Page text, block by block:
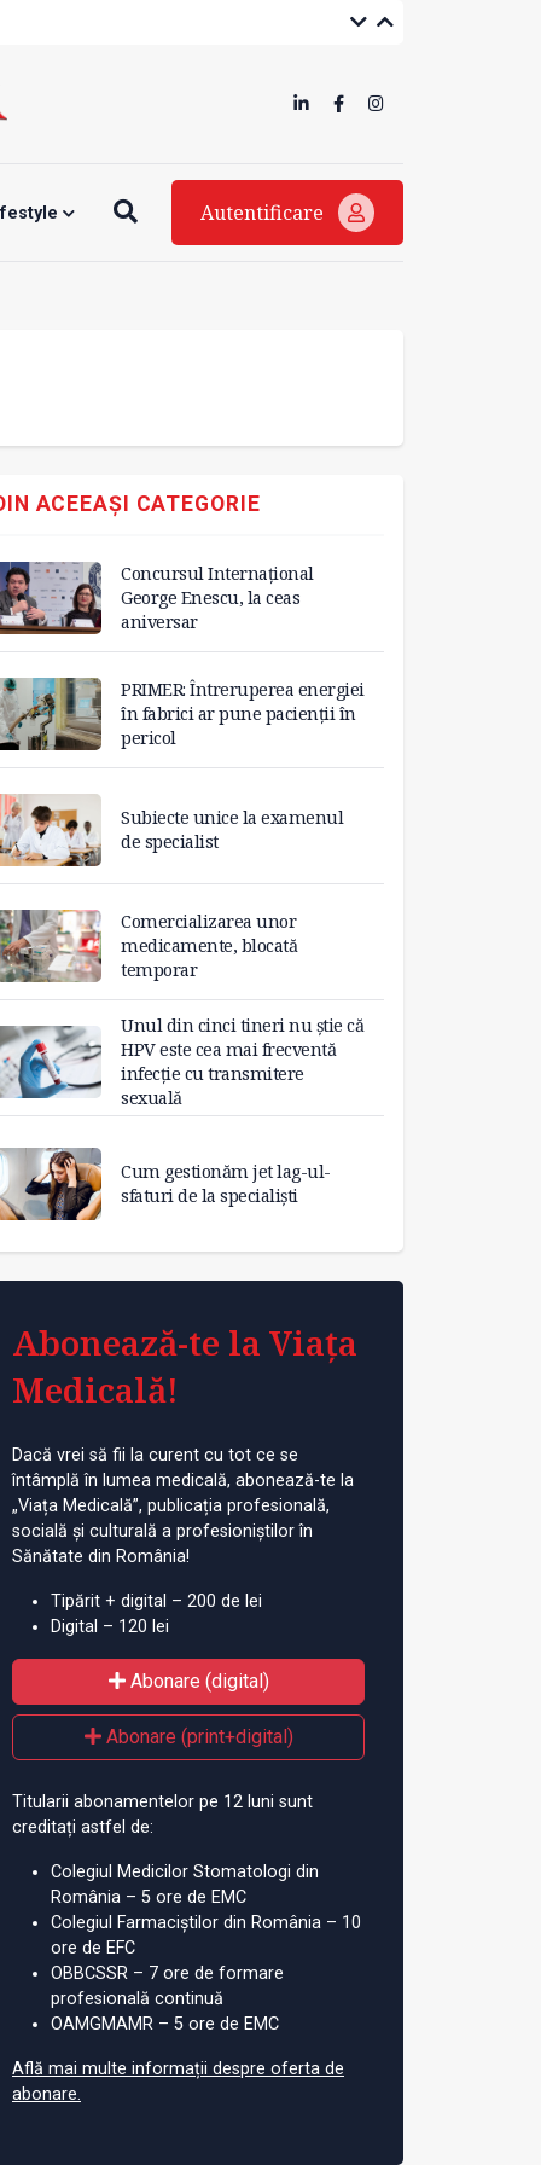
Autentificare
ACEEAȘI CATEGORIE
Concursul Internațional
George Enescu, la ceas
aniversar
PRIMER: Întreruperea energiei
în fabrici ar pune pacienții în
pericol
Subiecte unice la examenul
de specialist
Comercializarea unor
medicamente, blocată
temporar
Unul din cinci tineri nu știe că
HPV este cea mai frecventă
infecție cu transmitere
sexuală
Cum gestionăm jet lag-ul-
sfaturi de la specialiști
Abonează-te la Viața
Medicală!
Dacă vrei să fii la curent cu tot ce se
întâmplă în lumea medicală, abonează-te la
„Viața Medicală”, publicația profesională,
socială și culturală a profesioniștilor în
Sănătate din România!
Tipărit + digital – 200 de lei
Digital – 120 lei
Abonare (digital)
Abonare (print+digital)
Titularii abonamentelor pe 12 luni sunt
creditați astfel de:
Colegiul Medicilor Stomatologi din
România – 5 ore de EMC
Colegiul Farmaciștilor din România – 10
ore de EFC
OBBCSSR – 7 ore de formare
profesională continuă
OAMGMAMR – 5 ore de EMC
Află mai multe informații despre oferta de
abonare.